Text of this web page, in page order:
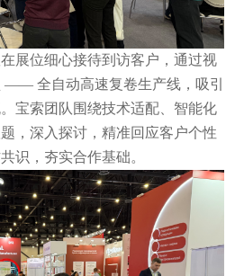
展位细心接待到访客户，通过视
—— 全自动高速复卷生产线，吸引
宝索团队围绕技术适配、智能化
，深入探讨，精准回应客户个性
识，夯实合作基础。